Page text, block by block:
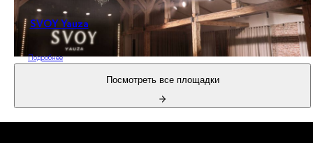
SVOY Yauza
Подробнее
Посмотреть все площадки